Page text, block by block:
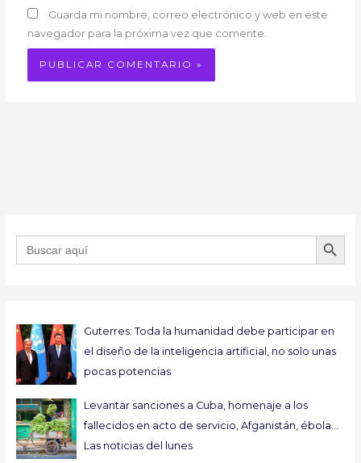
Guarda mi nombre, correo electrónico y web en este
navegador para la próxima vez que comente.
Buscar: BOTÓN DE
Guterres: Toda la humanidad debe participar en
el diseño de la inteligencia artificial, no solo unas
pocas potencias
Levantar sanciones a Cuba, homenaje a los
fallecidos en acto de servicio, Afganistán, ébola…
Las noticias del lunes